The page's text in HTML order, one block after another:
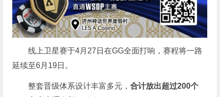
线上卫星赛于4月27日在GG全面打响，赛程将一路
延续至6月19日。
整套晋级体系设计丰富多元，合计放出超过200个